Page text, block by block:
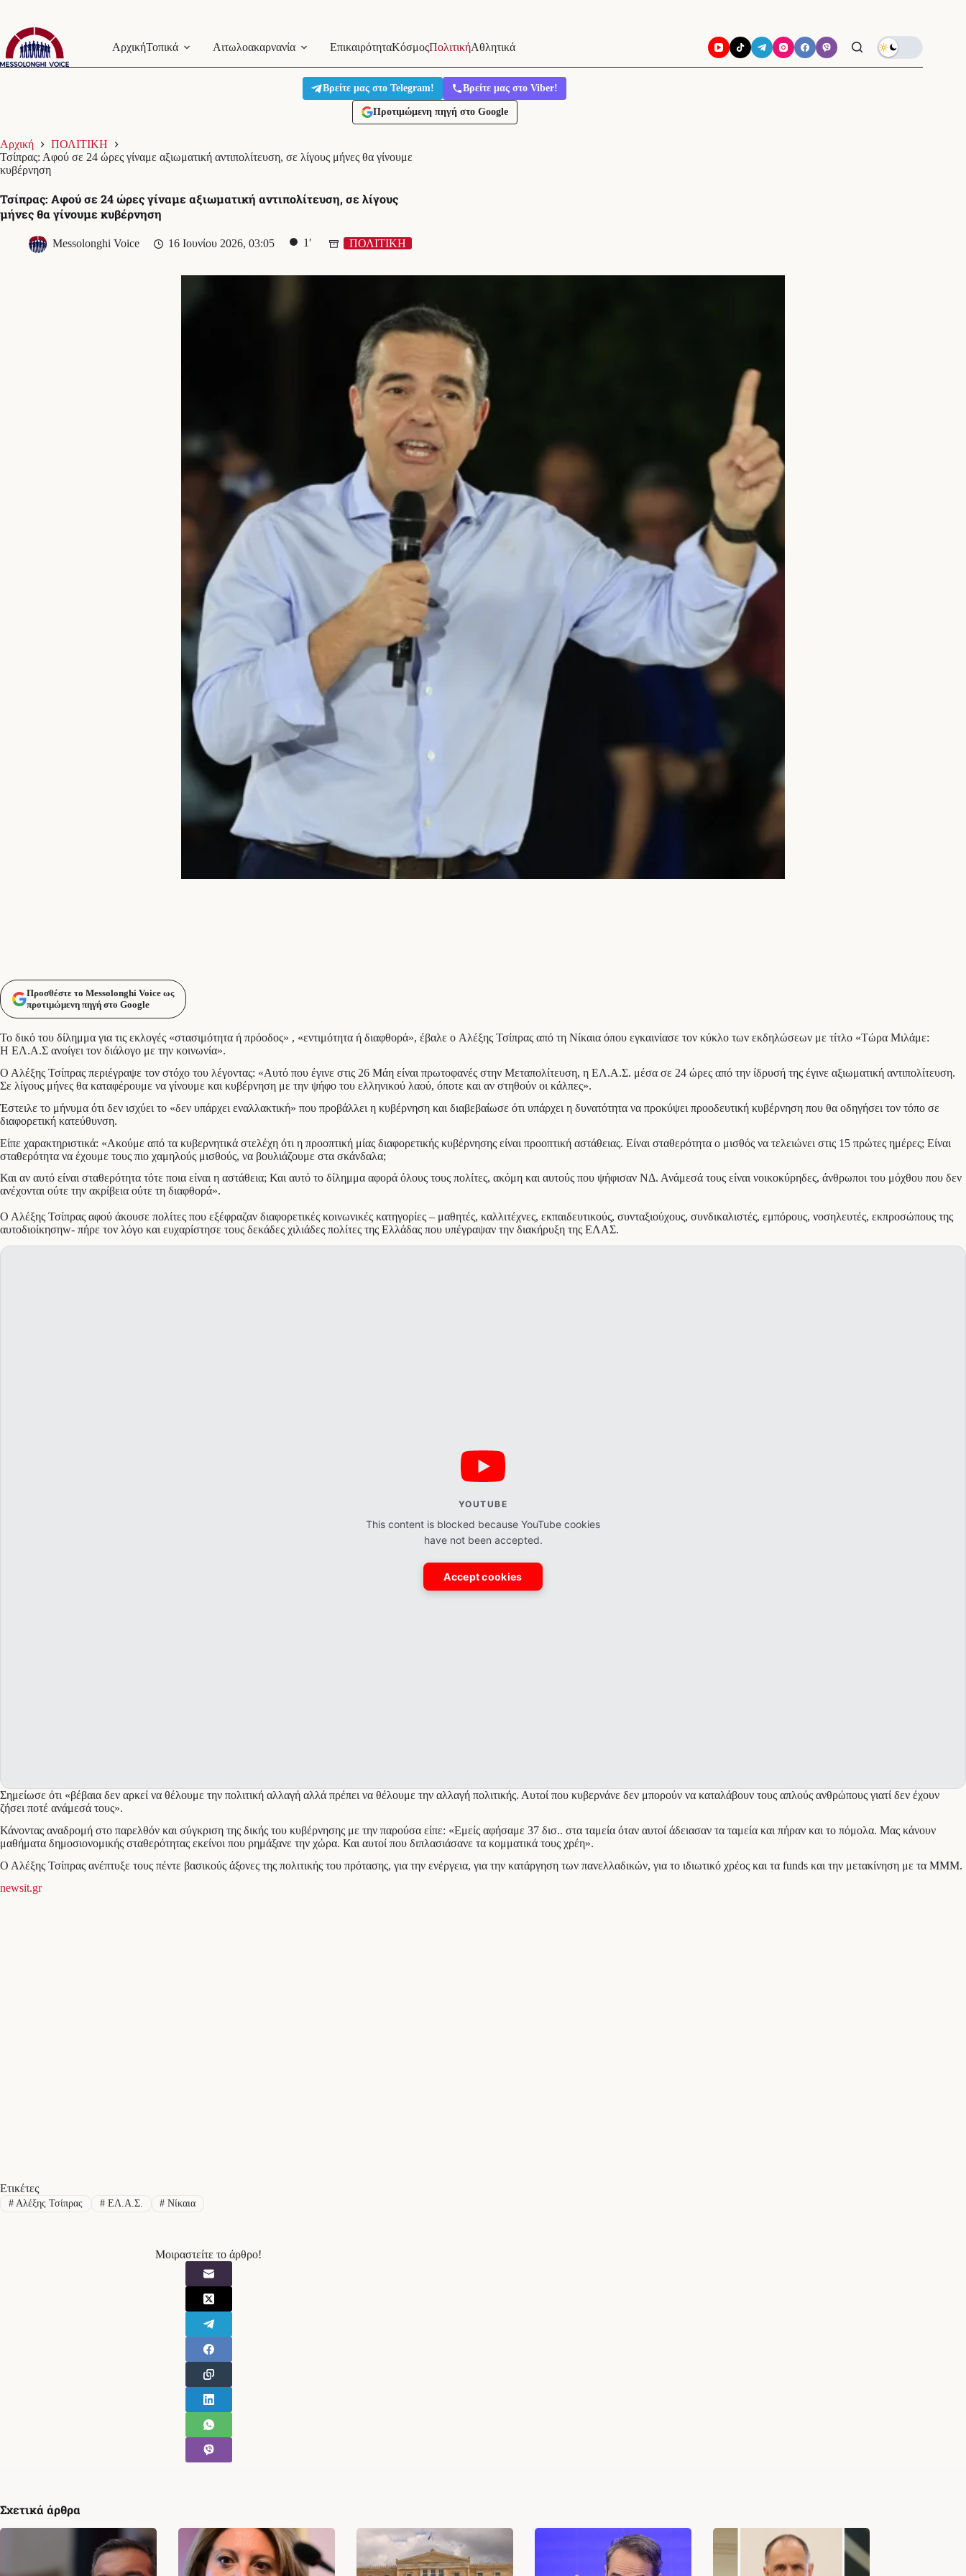
Μετάβαση
στο
περιεχόμενο
ΑρχικήΤοπικά Αιτωλοακαρνανία ΕπικαιρότηταΚόσμοςΠολιτικήΑθλητικά
Βρείτε μας στο Telegram! Βρείτε μας στο Viber!
Προτιμώμενη πηγή στο Google
Αρχική
ΠΟΛΙΤΙΚΗ
Τσίπρας: Αφού σε 24 ώρες γίναμε αξιωματική αντιπολίτευση, σε λίγους μήνες θα γίνουμε
κυβέρνηση
Τσίπρας: Αφού σε 24 ώρες γίναμε αξιωματική αντιπολίτευση, σε λίγους
μήνες θα γίνουμε κυβέρνηση
Messolonghi Voice 16 Ιουνίου 2026, 03:05 1′ ΠΟΛΙΤΙΚΗ
Προσθέστε το Messolonghi Voice ως
προτιμώμενη πηγή στο Google
Το δικό του δίλημμα για τις εκλογές «στασιμότητα ή πρόοδος» , «εντιμότητα ή διαφθορά», έβαλε ο Αλέξης Τσίπρας από τη Νίκαια όπου εγκαινίασε τον κύκλο των εκδηλώσεων με τίτλο «Τώρα Μιλάμε:
Η ΕΛ.Α.Σ ανοίγει τον διάλογο με την κοινωνία».
Ο Αλέξης Τσίπρας περιέγραψε τον στόχο του λέγοντας: «Αυτό που έγινε στις 26 Μάη είναι πρωτοφανές στην Μεταπολίτευση, η ΕΛ.Α.Σ. μέσα σε 24 ώρες από την ίδρυσή της έγινε αξιωματική αντιπολίτευση.
Σε λίγους μήνες θα καταφέρουμε να γίνουμε και κυβέρνηση με την ψήφο του ελληνικού λαού, όποτε και αν στηθούν οι κάλπες».
Έστειλε το μήνυμα ότι δεν ισχύει το «δεν υπάρχει εναλλακτική» που προβάλλει η κυβέρνηση και διαβεβαίωσε ότι υπάρχει η δυνατότητα να προκύψει προοδευτική κυβέρνηση που θα οδηγήσει τον τόπο σε
διαφορετική κατεύθυνση.
Είπε χαρακτηριστικά: «Ακούμε από τα κυβερνητικά στελέχη ότι η προοπτική μίας διαφορετικής κυβέρνησης είναι προοπτική αστάθειας. Είναι σταθερότητα ο μισθός να τελειώνει στις 15 πρώτες ημέρες; Είναι
σταθερότητα να έχουμε τους πιο χαμηλούς μισθούς, να βουλιάζουμε στα σκάνδαλα;
Και αν αυτό είναι σταθερότητα τότε ποια είναι η αστάθεια; Και αυτό το δίλημμα αφορά όλους τους πολίτες, ακόμη και αυτούς που ψήφισαν ΝΔ. Ανάμεσά τους είναι νοικοκύρηδες, άνθρωποι του μόχθου που δεν
ανέχονται ούτε την ακρίβεια ούτε τη διαφθορά».
Ο Αλέξης Τσίπρας αφού άκουσε πολίτες που εξέφραζαν διαφορετικές κοινωνικές κατηγορίες – μαθητές, καλλιτέχνες, εκπαιδευτικούς, συνταξιούχους, συνδικαλιστές, εμπόρους, νοσηλευτές, εκπροσώπους της
αυτοδιοίκησηw- πήρε τον λόγο και ευχαρίστησε τους δεκάδες χιλιάδες πολίτες της Ελλάδας που υπέγραψαν την διακήρυξη της ΕΛΑΣ.
YOUTUBE
This content is blocked because YouTube cookies
have not been accepted.
Accept cookies
Σημείωσε ότι «βέβαια δεν αρκεί να θέλουμε την πολιτική αλλαγή αλλά πρέπει να θέλουμε την αλλαγή πολιτικής. Αυτοί που κυβερνάνε δεν μπορούν να καταλάβουν τους απλούς ανθρώπους γιατί δεν έχουν
ζήσει ποτέ ανάμεσά τους».
Κάνοντας αναδρομή στο παρελθόν και σύγκριση της δικής του κυβέρνησης με την παρούσα είπε: «Εμείς αφήσαμε 37 δισ.. στα ταμεία όταν αυτοί άδειασαν τα ταμεία και πήραν και το πόμολα. Μας κάνουν
μαθήματα δημοσιονομικής σταθερότητας εκείνοι που ρημάξανε την χώρα. Και αυτοί που διπλασιάσανε τα κομματικά τους χρέη».
Ο Αλέξης Τσίπρας ανέπτυξε τους πέντε βασικούς άξονες της πολιτικής του πρότασης, για την ενέργεια, για την κατάργηση των πανελλαδικών, για το ιδιωτικό χρέος και τα funds και την μετακίνηση με τα ΜΜΜ.
newsit.gr
Ετικέτες
#Αλέξης Τσίπρας #ΕΛ.Α.Σ. # Νίκαια
Μοιραστείτε το άρθρο!
Σχετικά άρθρα